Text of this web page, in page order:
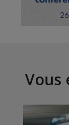
Vous